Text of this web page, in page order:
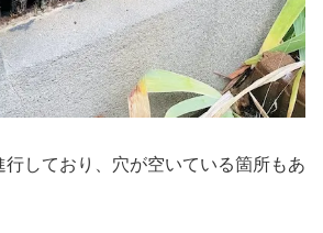
しており、穴が空いている箇所もあ